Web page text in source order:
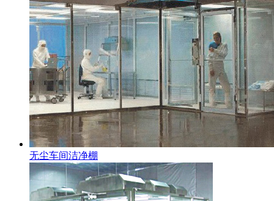
无尘车间洁净棚